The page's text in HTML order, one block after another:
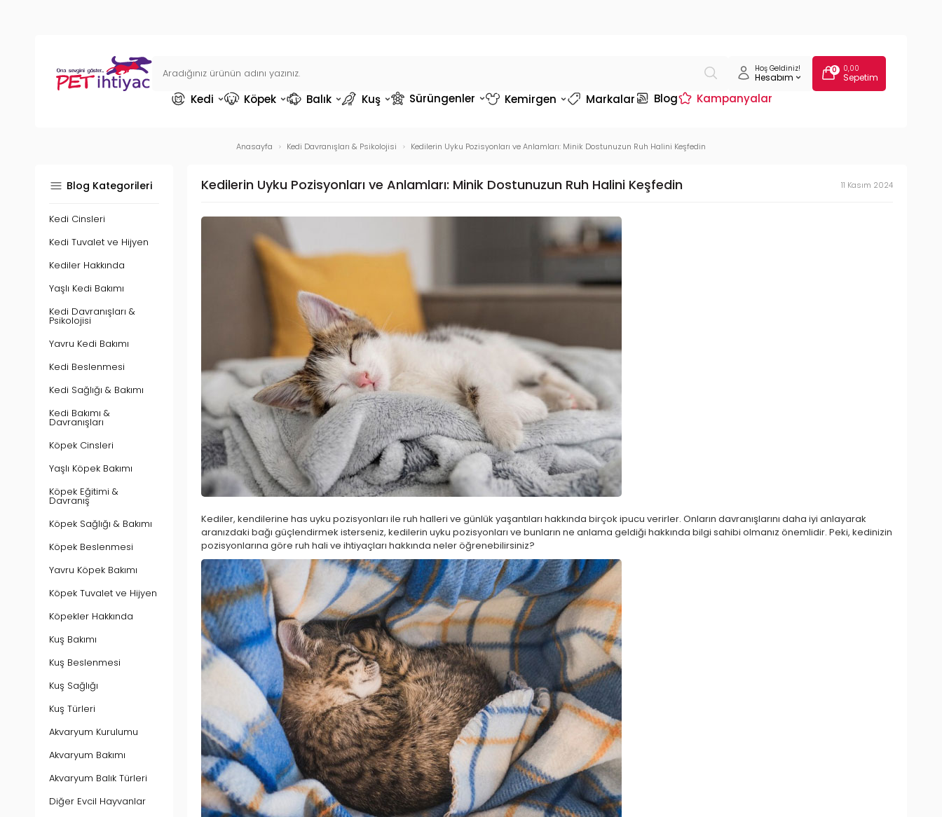
Hoş Geldiniz!
Hesabım
0 0,00
Sepetim
Kedi Köpek Balık Kuş Sürüngenler Kemirgen Markalar Blog Kampanyalar
Anasayfa Kedi Davranışları & Psikolojisi Kedilerin Uyku Pozisyonları ve Anlamları: Minik Dostunuzun Ruh Halini Keşfedin
Blog Kategorileri
Kedi Cinsleri
Kedi Tuvalet ve Hijyen
Kediler Hakkında
Yaşlı Kedi Bakımı
Kedi Davranışları &
Psikolojisi
Yavru Kedi Bakımı
Kedi Beslenmesi
Kedi Sağlığı & Bakımı
Kedi Bakımı &
Davranışları
Köpek Cinsleri
Yaşlı Köpek Bakımı
Köpek Eğitimi &
Davranış
Köpek Sağlığı & Bakımı
Köpek Beslenmesi
Yavru Köpek Bakımı
Köpek Tuvalet ve Hijyen
Köpekler Hakkında
Kuş Bakımı
Kuş Beslenmesi
Kuş Sağlığı
Kuş Türleri
Akvaryum Kurulumu
Akvaryum Bakımı
Akvaryum Balık Türleri
Diğer Evcil Hayvanlar
Kedilerin Uyku Pozisyonları ve Anlamları: Minik Dostunuzun Ruh Halini Keşfedin 11 Kasım 2024
Kediler, kendilerine has uyku pozisyonları ile ruh halleri ve günlük yaşantıları hakkında birçok ipucu verirler. Onların davranışlarını daha iyi anlayarak
aranızdaki bağı güçlendirmek isterseniz, kedilerin uyku pozisyonları ve bunların ne anlama geldiği hakkında bilgi sahibi olmanız önemlidir. Peki, kedinizin
pozisyonlarına göre ruh hali ve ihtiyaçları hakkında neler öğrenebilirsiniz?